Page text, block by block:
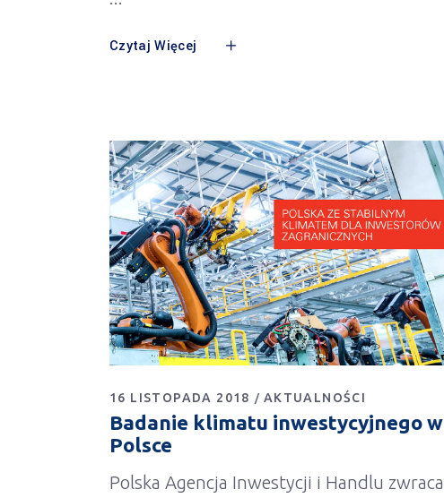
Czytaj Więcej
16 LISTOPADA 2018 AKTUALNOŚCI
Badanie klimatu inwestycyjnego w
Polsce
Polska Agencja Inwestycji i Handlu zwraca